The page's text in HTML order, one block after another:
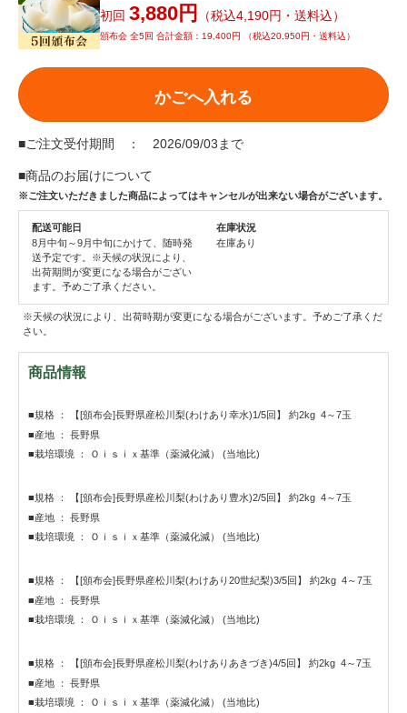
初回 3,880円 （税込4,190円・送料込）
頒布会 全5回 合計金額：19,400円 （税込20,950円・送料込）
かごへ入れる
■ご注文受付期間 ： 2026/09/03まで
■商品のお届けについて
※ご注文いただきました商品によってはキャンセルが出来ない場合がございます。
配送可能日
在庫状況
8月中旬～9月中旬にかけて、随時発
送予定です。※天候の状況により、
出荷期間が変更になる場合がござい
ます。予めご了承ください。
在庫あり
※天候の状況により、出荷時期が変更になる場合がございます。予めご了承くだ
さい。
商品情報
■規格 ： 【[頒布会]長野県産松川梨(わけあり幸水)1/5回】 約2kg 4～7玉
■産地 ： 長野県
■栽培環境 ： Ｏｉｓｉｘ基準（薬減化減） (当地比)
■規格 ： 【[頒布会]長野県産松川梨(わけあり豊水)2/5回】 約2kg 4～7玉
■産地 ： 長野県
■栽培環境 ： Ｏｉｓｉｘ基準（薬減化減） (当地比)
■規格 ： 【[頒布会]長野県産松川梨(わけあり20世紀梨)3/5回】 約2kg 4～7玉
■産地 ： 長野県
■栽培環境 ： Ｏｉｓｉｘ基準（薬減化減） (当地比)
■規格 ： 【[頒布会]長野県産松川梨(わけありあきづき)4/5回】 約2kg 4～7玉
■産地 ： 長野県
■栽培環境 ： Ｏｉｓｉｘ基準（薬減化減） (当地比)